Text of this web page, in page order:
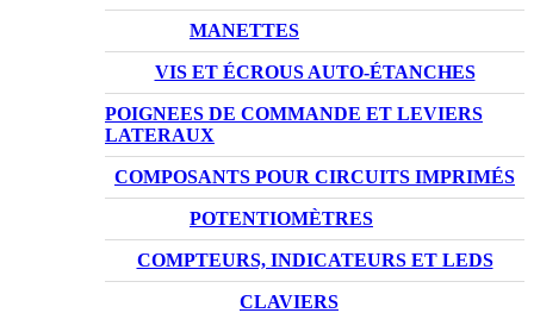
MANETTES
VIS ET ÉCROUS AUTO-ÉTANCHES
POIGNEES DE COMMANDE ET LEVIERS
LATERAUX
COMPOSANTS POUR CIRCUITS IMPRIMÉS
POTENTIOMÈTRES
COMPTEURS, INDICATEURS ET LEDS
CLAVIERS